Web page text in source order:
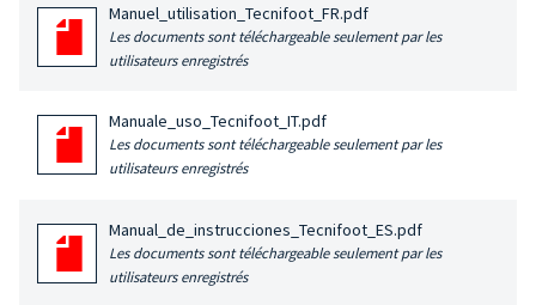
Manuel_utilisation_Tecnifoot_FR.pdf
Les documents sont téléchargeable seulement par les
utilisateurs enregistrés
Manuale_uso_Tecnifoot_IT.pdf
Les documents sont téléchargeable seulement par les
utilisateurs enregistrés
Manual_de_instrucciones_Tecnifoot_ES.pdf
Les documents sont téléchargeable seulement par les
utilisateurs enregistrés